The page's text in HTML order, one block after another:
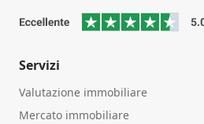
Servizi
Valutazione immobiliare
Mercato immobiliare